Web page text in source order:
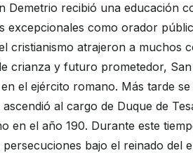
Demetrio recibió una educación
excepcionales como orador
cristianismo atrajeron a muchos
crianza y futuro prometedor,
el ejército romano. Más tarde
al cargo de Duque de
en el año 190. Durante este
bajo el reinado del